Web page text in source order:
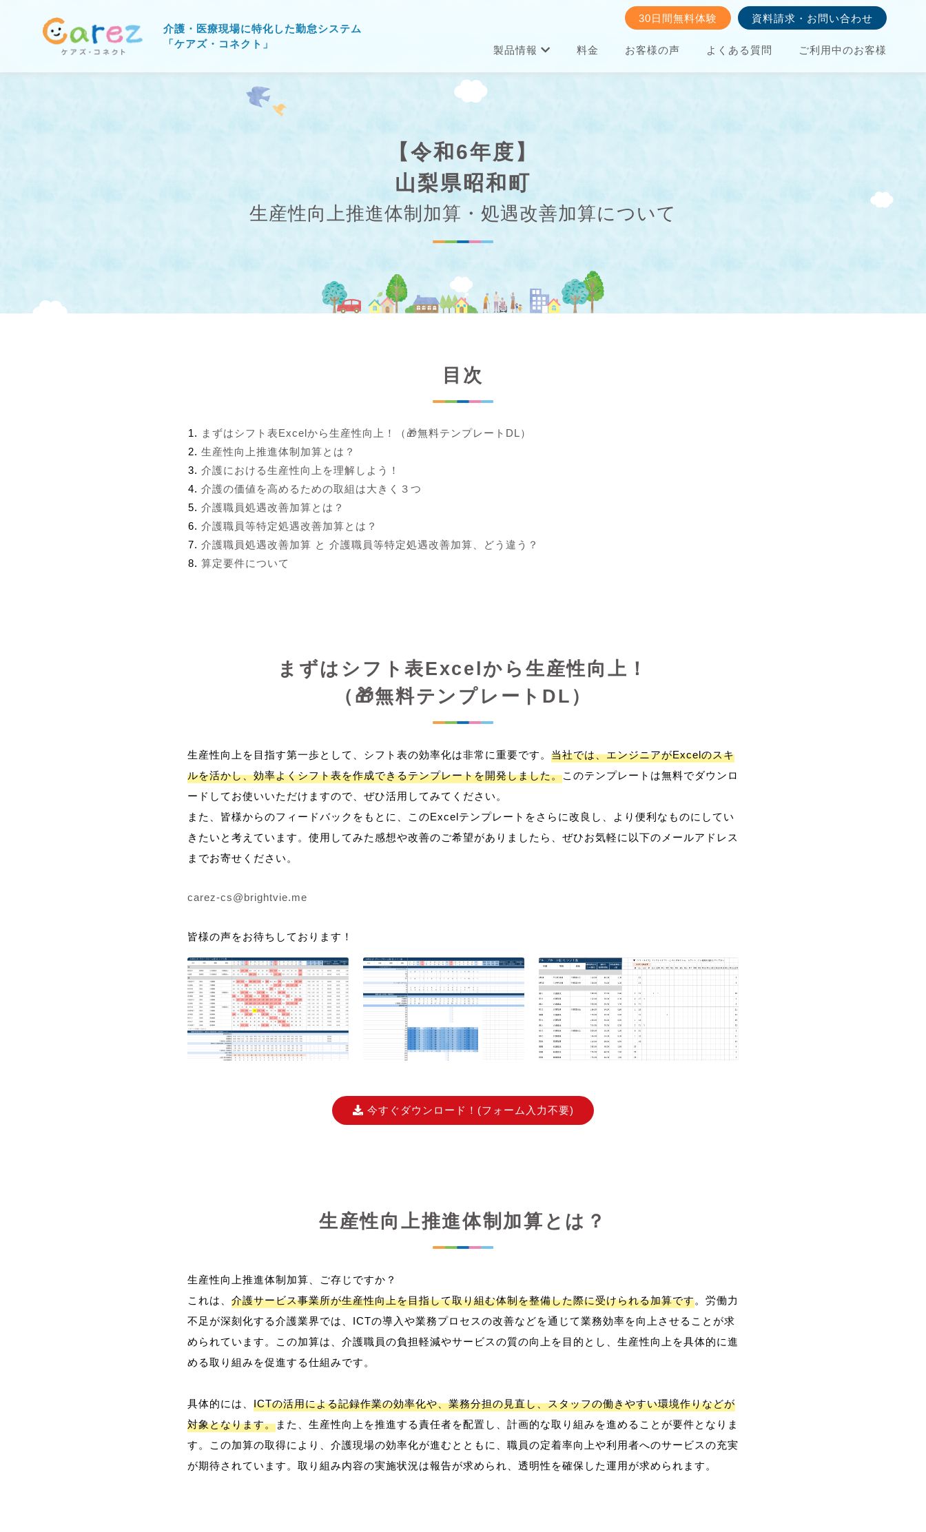
介護・医療現場に特化した勤怠システム
「ケアズ・コネクト」
製品情報 料金 お客様の声 よくある質問 ご利用中のお客様
30日間無料体験 資料請求・お問い合わせ
【令和6年度】
山梨県昭和町
生産性向上推進体制加算・処遇改善加算について
目次
まずはシフト表Excelから生産性向上！（🎁無料テンプレートDL）
生産性向上推進体制加算とは？
介護における生産性向上を理解しよう！
介護の価値を高めるための取組は大きく３つ
介護職員処遇改善加算とは？
介護職員等特定処遇改善加算とは？
介護職員処遇改善加算 と 介護職員等特定処遇改善加算、どう違う？
算定要件について
まずはシフト表Excelから生産性向上！
（🎁無料テンプレートDL）
生産性向上を目指す第一歩として、シフト表の効率化は非常に重要です。 当社では、エンジニアがExcelのスキ
ルを活かし、効率よくシフト表を作成できるテンプレートを開発しました。このテンプレートは無料でダウンロ
ードしてお使いいただけますので、ぜひ活用してみてください。
また、皆様からのフィードバックをもとに、このExcelテンプレートをさらに改良し、より便利なものにしてい
きたいと考えています。使用してみた感想や改善のご希望がありましたら、ぜひお気軽に以下のメールアドレス
までお寄せください。
carez-cs@brightvie.me
皆様の声をお待ちしております！
今すぐダウンロード！ (フォーム入力不要)
生産性向上推進体制加算とは？
生産性向上推進体制加算、ご存じですか？
これは、 介護サービス事業所が生産性向上を目指して取り組む体制を整備した際に受けられる加算です。労働力
不足が深刻化する介護業界では、ICTの導入や業務プロセスの改善などを通じて業務効率を向上させることが求
められています。この加算は、介護職員の負担軽減やサービスの質の向上を目的とし、生産性向上を具体的に進
める取り組みを促進する仕組みです。
具体的には、 ICTの活用による記録作業の効率化や、業務分担の見直し、スタッフの働きやすい環境作りなどが
対象となります。また、生産性向上を推進する責任者を配置し、計画的な取り組みを進めることが要件となりま
す。この加算の取得により、介護現場の効率化が進むとともに、職員の定着率向上や利用者へのサービスの充実